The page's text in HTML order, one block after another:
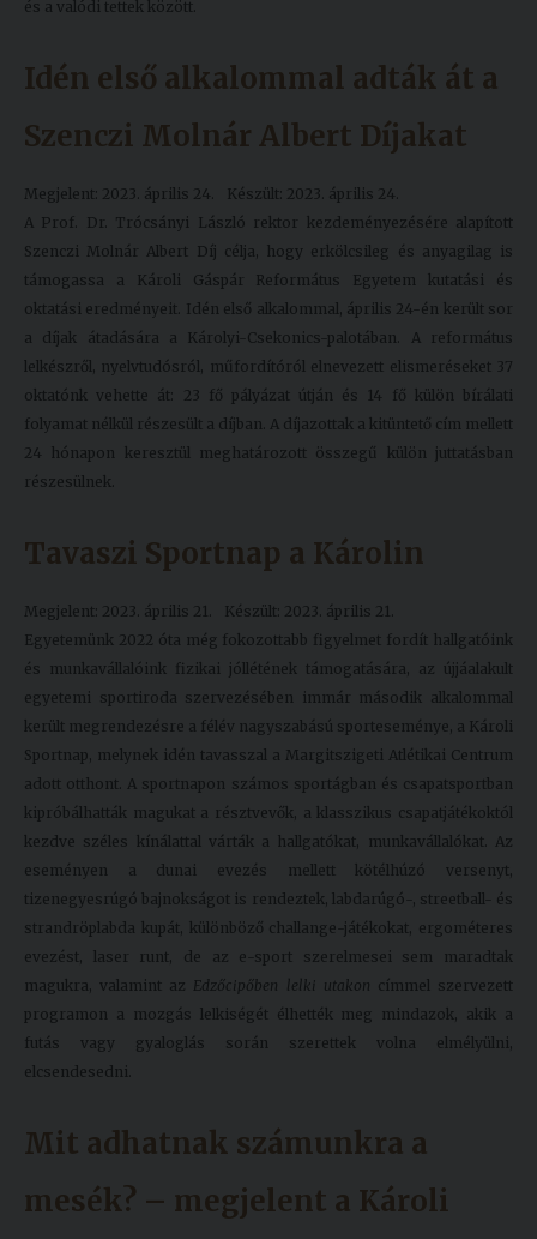
és a valódi tettek között.
Idén első alkalommal adták át a
Szenczi Molnár Albert Díjakat
Megjelent: 2023. április 24.
Készült: 2023. április 24.
A Prof. Dr. Trócsányi László rektor kezdeményezésére alapított
Szenczi Molnár Albert Díj célja, hogy erkölcsileg és anyagilag is
támogassa a Károli Gáspár Református Egyetem kutatási és
oktatási eredményeit. Idén első alkalommal, április 24-én került sor
a díjak átadására a Károlyi-Csekonics-palotában. A református
lelkészről, nyelvtudósról, műfordítóról elnevezett elismeréseket 37
oktatónk vehette át: 23 fő pályázat útján és 14 fő külön bírálati
folyamat nélkül részesült a díjban. A díjazottak a kitüntető cím mellett
24 hónapon keresztül meghatározott összegű külön juttatásban
részesülnek.
Tavaszi Sportnap a Károlin
Megjelent: 2023. április 21.
Készült: 2023. április 21.
Egyetemünk 2022 óta még fokozottabb figyelmet fordít hallgatóink
és munkavállalóink fizikai jóllétének támogatására, az újjáalakult
egyetemi sportiroda szervezésében immár második alkalommal
került megrendezésre a félév nagyszabású sporteseménye, a Károli
Sportnap, melynek idén tavasszal a Margitszigeti Atlétikai Centrum
adott otthont. A sportnapon számos sportágban és csapatsportban
kipróbálhatták magukat a résztvevők, a klasszikus csapatjátékoktól
kezdve széles kínálattal várták a hallgatókat, munkavállalókat. Az
eseményen a dunai evezés mellett kötélhúzó versenyt,
tizenegyesrúgó bajnokságot is rendeztek, labdarúgó-, streetball- és
strandröplabda kupát, különböző challange-játékokat, ergométeres
evezést, laser runt, de az e-sport szerelmesei sem maradtak
magukra, valamint az Edzőcipőben lelki utakon címmel szervezett
programon a mozgás lelkiségét élhették meg mindazok, akik a
futás vagy gyaloglás során szerettek volna elmélyülni,
elcsendesedni.
Mit adhatnak számunkra a
mesék? – megjelent a Károli